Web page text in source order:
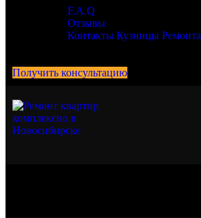
F.A.Q
Отзывы
Контакты Кузницы Ремонта
Получить консультацию